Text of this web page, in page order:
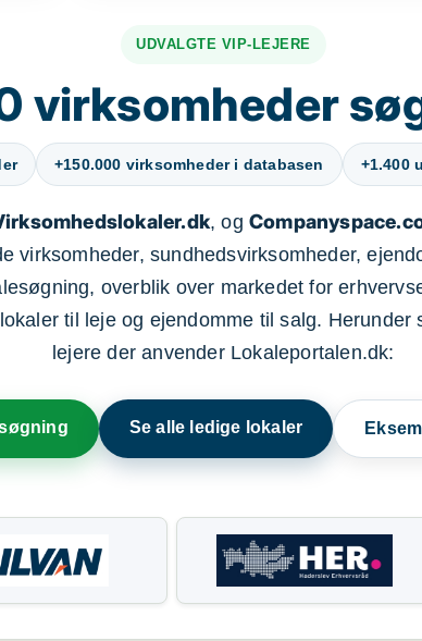
UDVALGTE VIP-LEJERE
virksomheder
+150.000 virksomheder i databasen +1.400
, og
virksomheder, sundhedsvirksomheder,
overblik over markedet for
til leje og ejendomme til salg.
lejere der anvender Lokaleportalen.dk:
Se alle ledige lokaler